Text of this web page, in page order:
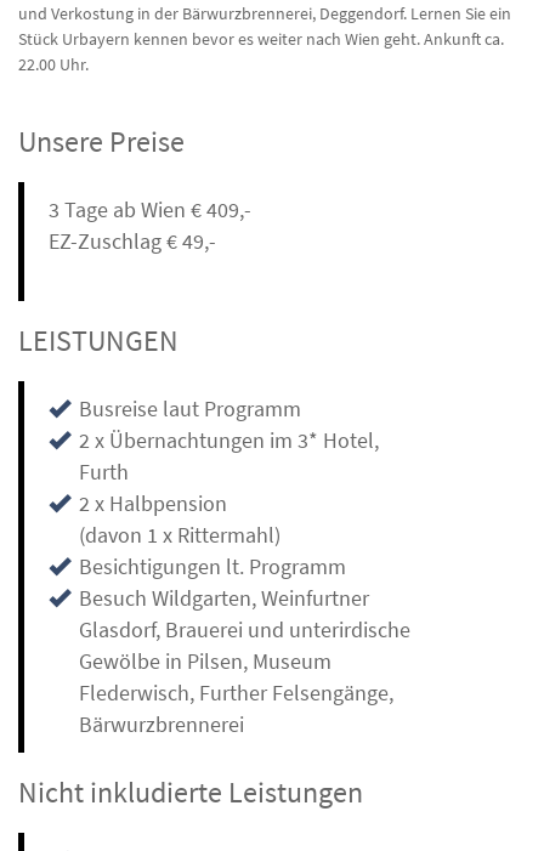
und Verkostung in der Bärwurzbrennerei, Deggendorf. Lernen Sie ein
Stück Urbayern kennen bevor es weiter nach Wien geht. Ankunft ca.
22.00 Uhr.
Unsere Preise
3 Tage ab Wien € 409,-
EZ-Zuschlag € 49,-
LEISTUNGEN
Busreise laut Programm
2 x Übernachtungen im 3* Hotel,
Furth
2 x Halbpension
(davon 1 x Rittermahl)
Besichtigungen lt. Programm
Besuch Wildgarten, Weinfurtner
Glasdorf, Brauerei und unterirdische
Gewölbe in Pilsen, Museum
Flederwisch, Further Felsengänge,
Bärwurzbrennerei
Nicht inkludierte Leistungen